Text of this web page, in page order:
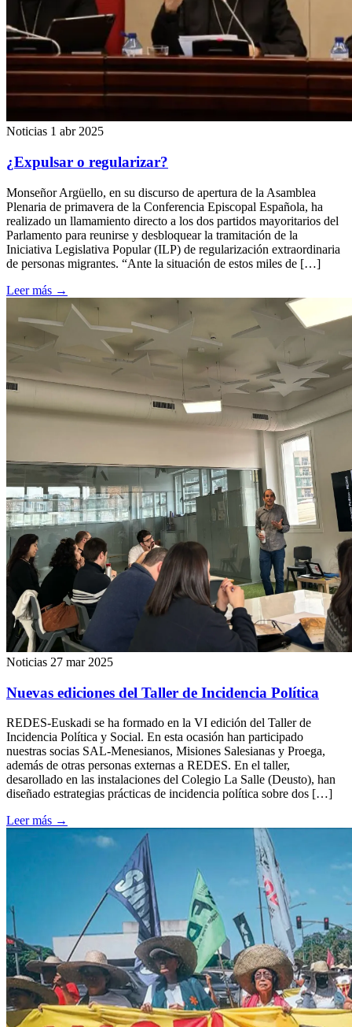
Noticias 1 abr 2025
¿Expulsar o regularizar?
Monseñor Argüello, en su discurso de apertura de la Asamblea
Plenaria de primavera de la Conferencia Episcopal Española, ha
realizado un llamamiento directo a los dos partidos mayoritarios del
Parlamento para reunirse y desbloquear la tramitación de la
Iniciativa Legislativa Popular (ILP) de regularización extraordinaria
de personas migrantes. “Ante la situación de estos miles de […]
Leer más →
Noticias 27 mar 2025
Nuevas ediciones del Taller de Incidencia Política
REDES-Euskadi se ha formado en la VI edición del Taller de
Incidencia Política y Social. En esta ocasión han participado
nuestras socias SAL-Menesianos, Misiones Salesianas y Proega,
además de otras personas externas a REDES. En el taller,
desarollado en las instalaciones del Colegio La Salle (Deusto), han
diseñado estrategias prácticas de incidencia política sobre dos […]
Leer más →